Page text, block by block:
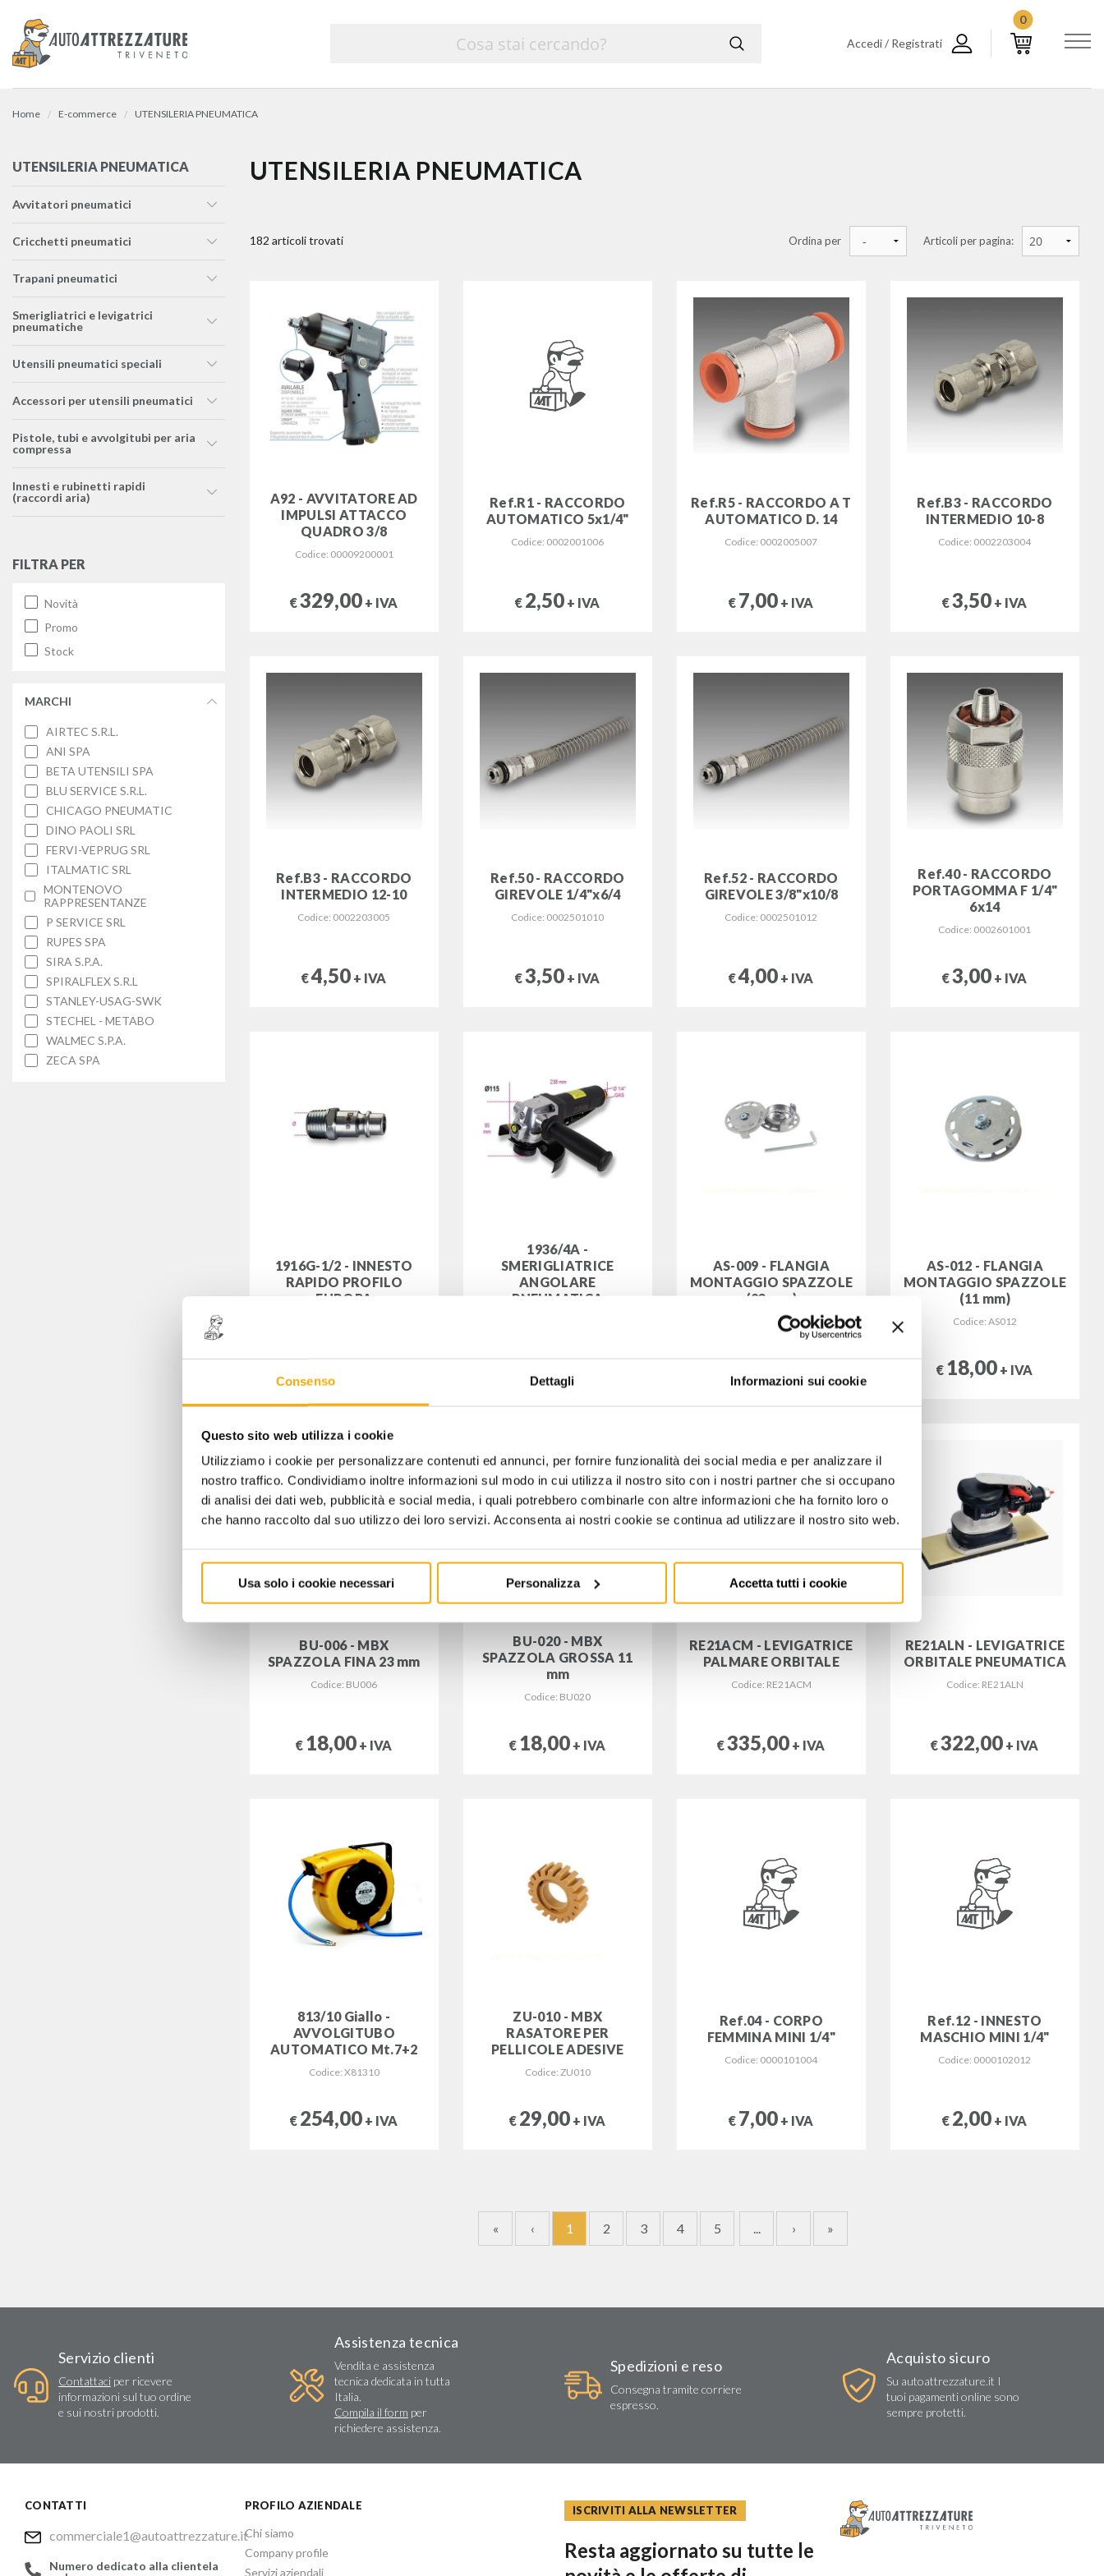
Consenso Dettagli Informazioni sui cookie
Questo sito web utilizza i cookie
Utilizziamo i cookie per personalizzare contenuti ed annunci, per fornire funzionalità dei social media e per analizzare il
nostro traffico. Condividiamo inoltre informazioni sul modo in cui utilizza il nostro sito con i nostri partner che si occupano
di analisi dei dati web, pubblicità e social media, i quali potrebbero combinarle con altre informazioni che ha fornito loro o
che hanno raccolto dal suo utilizzo dei loro servizi. Acconsenta ai nostri cookie se continua ad utilizzare il nostro sito web.
Usa solo i cookie necessari Personalizza Accetta tutti i cookie
Accedi / Registrati
0
Home E-commerce UTENSILERIA PNEUMATICA
UTENSILERIA PNEUMATICA
avvitatori pneumatici
cricchetti pneumatici
trapani pneumatici
smerigliatrici e levigatrici
pneumatiche
utensili pneumatici speciali
accessori per utensili pneumatici
pistole, tubi e avvolgitubi per aria
compressa
innesti e rubinetti rapidi
(raccordi aria)
FILTRA PER
Novità
Promo
Stock
MARCHI
AIRTEC S.R.L.
ANI SPA
BETA UTENSILI SPA
BLU SERVICE S.R.L.
CHICAGO PNEUMATIC
DINO PAOLI SRL
FERVI-VEPRUG SRL
ITALMATIC SRL
MONTENOVO
RAPPRESENTANZE
P SERVICE SRL
RUPES SPA
SIRA S.P.A.
SPIRALFLEX S.R.L
STANLEY-USAG-SWK
STECHEL - METABO
WALMEC S.P.A.
ZECA SPA
UTENSILERIA PNEUMATICA
182 articoli trovati Ordina per Articoli per pagina:
A92 - AVVITATORE AD
IMPULSI ATTACCO
QUADRO 3/8
Codice: 00009200001
€329,00 + IVA
Ref.R1 - RACCORDO
AUTOMATICO 5x1/4"
Codice: 0002001006
€ 2,50 + IVA
Ref.R5 - RACCORDO A T
AUTOMATICO D. 14
Codice: 0002005007
€ 7,00 + IVA
Ref.B3 - RACCORDO
INTERMEDIO 10-8
Codice: 0002203004
€3,50 + IVA
Ref.B3 - RACCORDO
INTERMEDIO 12-10
Codice: 0002203005
€4,50 + IVA
Ref.50 - RACCORDO
GIREVOLE 1/4"x6/4
Codice: 0002501010
€3,50 + IVA
Ref.52 - RACCORDO
GIREVOLE 3/8"x10/8
Codice: 0002501012
€4,00 + IVA
Ref.40 - RACCORDO
PORTAGOMMA F 1/4"
6x14
Codice: 0002601001
€3,00 + IVA
1916G-1/2 - INNESTO
RAPIDO PROFILO
EUROPA
3,00
1936/4A -
SMERIGLIATRICE
ANGOLARE
PNEUMATICA
263,00
AS-009 - FLANGIA
MONTAGGIO SPAZZOLE
(23 mm)
Codice: AS009
18,00
AS-012 - FLANGIA
MONTAGGIO SPAZZOLE
(11 mm)
Codice: AS012
€ 18,00 + IVA
BU-006 - MBX
SPAZZOLA FINA 23 mm
Codice: BU006
€ 18,00 + IVA
BU-020 - MBX
SPAZZOLA GROSSA 11
mm
Codice: BU020
€ 18,00 + IVA
RE21ACM - LEVIGATRICE
PALMARE ORBITALE
Codice: RE21ACM
€335,00 + IVA
RE21ALN - LEVIGATRICE
ORBITALE PNEUMATICA
Codice: RE21ALN
€322,00 + IVA
813/10 Giallo -
AVVOLGITUBO
AUTOMATICO Mt.7+2
Codice: X81310
€ 254,00 + IVA
ZU-010 - MBX
RASATORE PER
PELLICOLE ADESIVE
Codice: ZU010
€ 29,00 + IVA
Ref.04 - CORPO
FEMMINA MINI 1/4"
Codice: 0000101004
€ 7,00 + IVA
Ref.12 - INNESTO
MASCHIO MINI 1/4"
Codice: 0000102012
€ 2,00 + IVA
« ‹ 1 2 3 4 5 › »
Servizio clienti
Contattaciper ricevere
informazioni sul tuo ordine
e sui nostri prodotti.
Assistenza tecnica
Vendita e assistenza
tecnica dedicata in tutta
Italia.
Compila il form per
richiedere assistenza.
Spedizioni e reso
Consegna tramite corriere
espresso.
Acquisto sicuro
Su autoattrezzature.it I
tuoi pagamenti online sono
sempre protetti.
CONTATTI
commerciale1@autoattrezzature.it
Numero dedicato alla clientela
PROFILO AZIENDALE
Chi siamo
Company profile
Servizi aziendali
ISCRIVITI ALLA NEWSLETTER
Resta aggiornato su tutte le